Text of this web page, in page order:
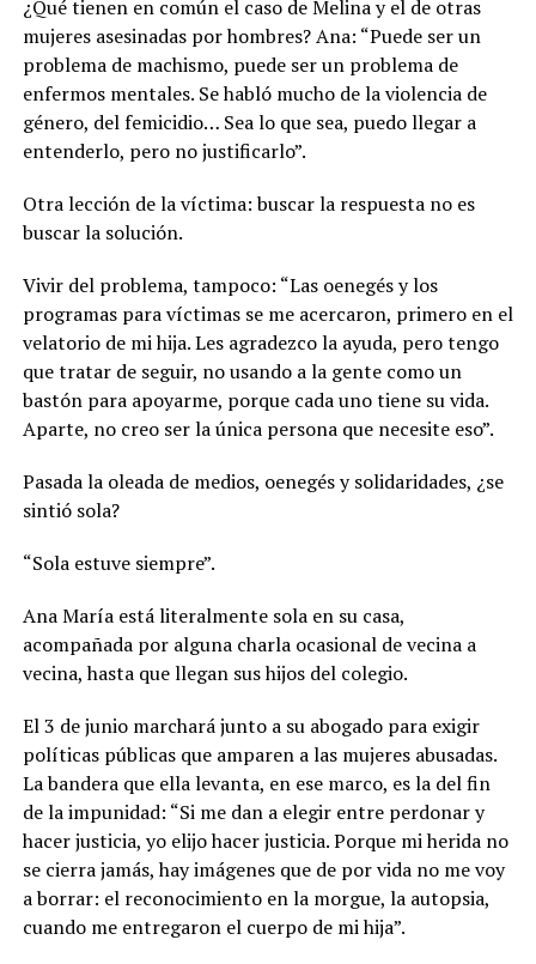
¿Qué tienen en común el caso de Melina y el de otras
mujeres asesinadas por hombres? Ana: “Puede ser un
problema de machismo, puede ser un problema de
enfermos mentales. Se habló mucho de la violencia de
género, del femicidio… Sea lo que sea, puedo llegar a
entenderlo, pero no justificarlo”.
Otra lección de la víctima: buscar la respuesta no es
buscar la solución.
Vivir del problema, tampoco: “Las oenegés y los
programas para víctimas se me acercaron, primero en el
velatorio de mi hija. Les agradezco la ayuda, pero tengo
que tratar de seguir, no usando a la gente como un
bastón para apoyarme, porque cada uno tiene su vida.
Aparte, no creo ser la única persona que necesite eso”.
Pasada la oleada de medios, oenegés y solidaridades, ¿se
sintió sola?
“Sola estuve siempre”.
Ana María está literalmente sola en su casa,
acompañada por alguna charla ocasional de vecina a
vecina, hasta que llegan sus hijos del colegio.
El 3 de junio marchará junto a su abogado para exigir
políticas públicas que amparen a las mujeres abusadas.
La bandera que ella levanta, en ese marco, es la del fin
de la impunidad: “Si me dan a elegir entre perdonar y
hacer justicia, yo elijo hacer justicia. Porque mi herida no
se cierra jamás, hay imágenes que de por vida no me voy
a borrar: el reconocimiento en la morgue, la autopsia,
cuando me entregaron el cuerpo de mi hija”.